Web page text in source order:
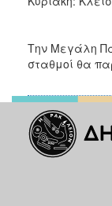
Την Μεγάλη
σταθμοί θα